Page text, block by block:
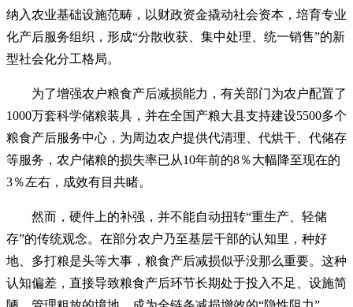
纳入农业基础设施范畴，以财政资金撬动社会资本，培育专业
化产后服务组织，形成“分散收获、集中处理、统一销售”的新
型社会化分工格局。
为了增强农户粮食产后减损能力，有关部门为农户配置了
1000万套科学储粮装具，并在全国产粮大县支持建设5500多个
粮食产后服务中心，为周边农户提供代清理、代烘干、代储存
等服务，农户储粮的损失率已从10年前的8％大幅降至现在的
3％左右，成效有目共睹。
然而，硬件上的补强，并不能自动扭转“重生产、轻储
存”的传统观念。在部分农户乃至基层干部的认知里，种好
地、多打粮是头等大事，粮食产后减损似乎没那么重要。这种
认知偏差，直接导致粮食产后环节长期处于投入不足、设施简